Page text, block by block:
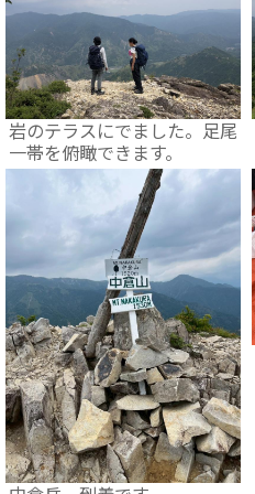
岩のテラスにでました。足尾
一帯を俯瞰できます。